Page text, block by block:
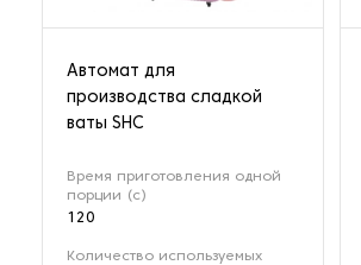
Автомат для
производства сладкой
ваты SHC
Время приготовления одной
порции (с)
120
Количество используемых